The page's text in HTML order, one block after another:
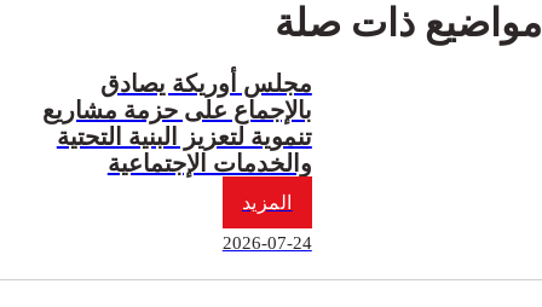
مواضيع ذات صلة
مجلس أوريكة يصادق
بالإجماع على حزمة مشاريع
تنموية لتعزيز البنية التحتية
والخدمات الإجتماعية
المزيد
2026-07-24